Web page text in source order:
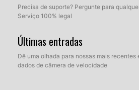
Precisa de suporte? Pergunte para
Serviço 100% legal
Últimas entradas
Dê uma olhada para nossas mais
dados de câmera de velocidade